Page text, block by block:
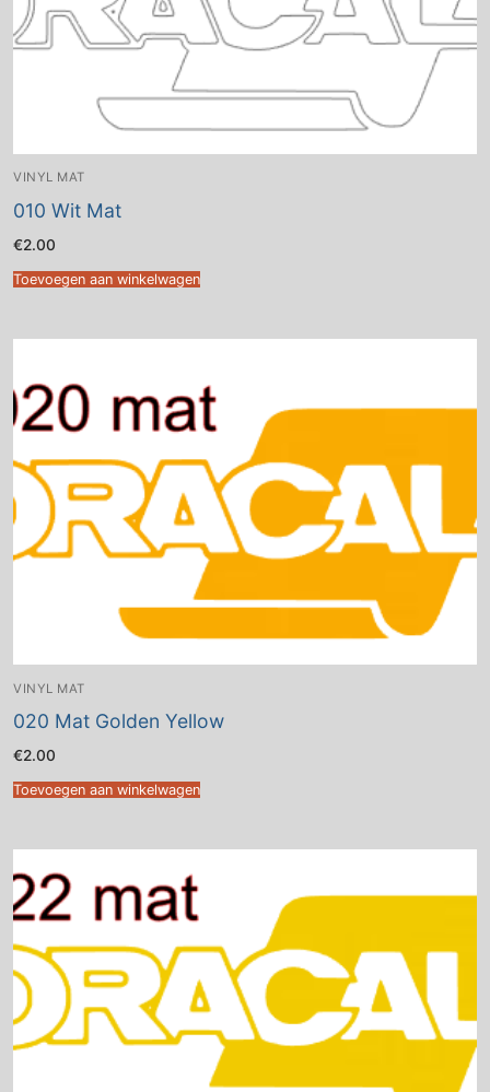
VINYL MAT
010 Wit Mat
€2.00
Toevoegen aan winkelwagen
VINYL MAT
020 Mat Golden Yellow
€2.00
Toevoegen aan winkelwagen